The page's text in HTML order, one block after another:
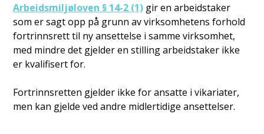
Arbeidsmiljøloven § 14-2 (1) gir en arbeidstaker
som er sagt opp på grunn av virksomhetens forhold
fortrinnsrett til ny ansettelse i samme virksomhet,
med mindre det gjelder en stilling arbeidstaker ikke
er kvalifisert for.
Fortrinnsretten gjelder ikke for ansatte i vikariater,
men kan gjelde ved andre midlertidige ansettelser.